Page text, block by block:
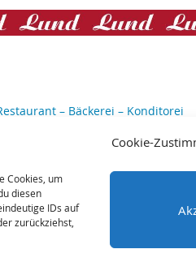
Cookie-
Cookies, um
diesen
IDs auf
zurückziehst,
– Bäckerei – Konditorei
04651 / 88 10 34
/ 88 02 95
nehmen wir von
17:30 telefonisch entgegen.